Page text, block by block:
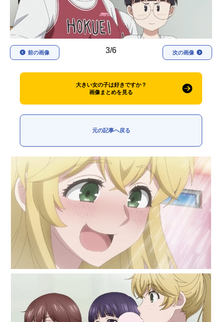
アニメ映画一覧 実写化映画一覧
今期アニメ曜日別一覧
春アニメ 3/6
前の画像 次の画像
大きい女の子は好きですか？
画像まとめを見る
元の記事へ戻る